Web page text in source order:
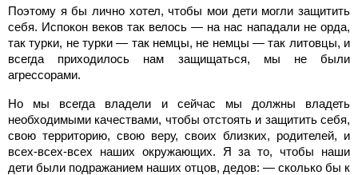
Поэтому я бы лично хотел, чтобы мои дети могли защитить
себя. Испокон веков так велось — на нас нападали не орда,
так турки, не турки — так немцы, не немцы — так литовцы, и
всегда приходилось нам защищаться, мы не были
агрессорами.
Но мы всегда владели и сейчас мы должны владеть
необходимыми качествами, чтобы отстоять и защитить себя,
свою территорию, свою веру, своих близких, родителей, и
всех-всех-всех наших окружающих. Я за то, чтобы наши
дети были подражанием наших отцов, дедов: — сколько бы к